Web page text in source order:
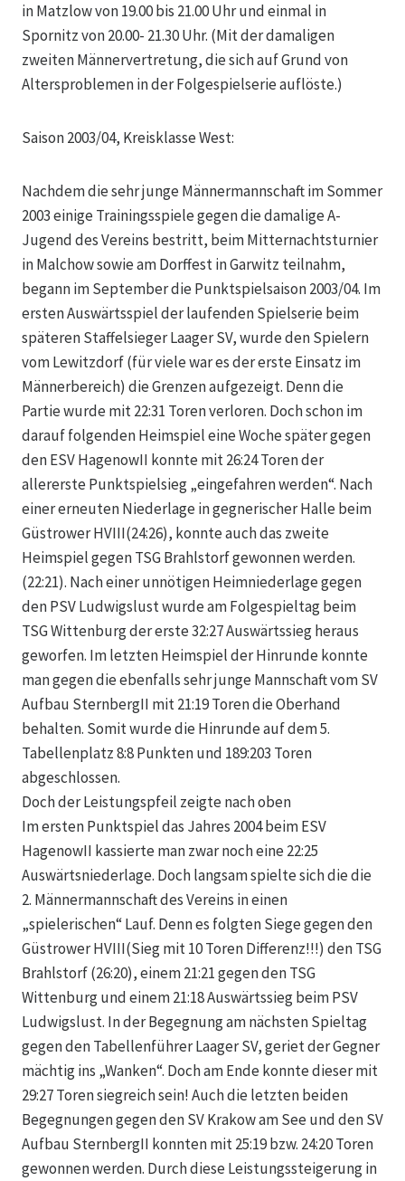
in Matzlow von 19.00 bis 21.00 Uhr und einmal in
Spornitz von 20.00- 21.30 Uhr. (Mit der damaligen
zweiten Männervertretung, die sich auf Grund von
Altersproblemen in der Folgespielserie auflöste.)
Saison 2003/04, Kreisklasse West:
Nachdem die sehr junge Männermannschaft im Sommer
2003 einige Trainingsspiele gegen die damalige A-
Jugend des Vereins bestritt, beim Mitternachtsturnier
in Malchow sowie am Dorffest in Garwitz teilnahm,
begann im September die Punktspielsaison 2003/04. Im
ersten Auswärtsspiel der laufenden Spielserie beim
späteren Staffelsieger Laager SV, wurde den Spielern
vom Lewitzdorf (für viele war es der erste Einsatz im
Männerbereich) die Grenzen aufgezeigt. Denn die
Partie wurde mit 22:31 Toren verloren. Doch schon im
darauf folgenden Heimspiel eine Woche später gegen
den ESV HagenowII konnte mit 26:24 Toren der
allererste Punktspielsieg „eingefahren werden“. Nach
einer erneuten Niederlage in gegnerischer Halle beim
Güstrower HVIII(24:26), konnte auch das zweite
Heimspiel gegen TSG Brahlstorf gewonnen werden.
(22:21). Nach einer unnötigen Heimniederlage gegen
den PSV Ludwigslust wurde am Folgespieltag beim
TSG Wittenburg der erste 32:27 Auswärtssieg heraus
geworfen. Im letzten Heimspiel der Hinrunde konnte
man gegen die ebenfalls sehr junge Mannschaft vom SV
Aufbau SternbergII mit 21:19 Toren die Oberhand
behalten. Somit wurde die Hinrunde auf dem 5.
Tabellenplatz 8:8 Punkten und 189:203 Toren
abgeschlossen.
Doch der Leistungspfeil zeigte nach oben
Im ersten Punktspiel das Jahres 2004 beim ESV
HagenowII kassierte man zwar noch eine 22:25
Auswärtsniederlage. Doch langsam spielte sich die die
2. Männermannschaft des Vereins in einen
„spielerischen“ Lauf. Denn es folgten Siege gegen den
Güstrower HVIII(Sieg mit 10 Toren Differenz!!!) den TSG
Brahlstorf (26:20), einem 21:21 gegen den TSG
Wittenburg und einem 21:18 Auswärtssieg beim PSV
Ludwigslust. In der Begegnung am nächsten Spieltag
gegen den Tabellenführer Laager SV, geriet der Gegner
mächtig ins „Wanken“. Doch am Ende konnte dieser mit
29:27 Toren siegreich sein! Auch die letzten beiden
Begegnungen gegen den SV Krakow am See und den SV
Aufbau SternbergII konnten mit 25:19 bzw. 24:20 Toren
gewonnen werden. Durch diese Leistungssteigerung in